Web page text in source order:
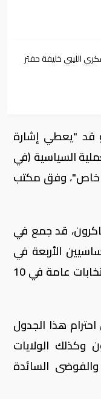
الليبي خليفة حفتر
قد "يعطي إشارة
السياسية (في
خاص"، وفق مكتب
قد جمع في
الأربعة في
النزاع الليبي الذين تعهدوا بتنظيم انتخابات عامة في 10
هذا الجدول
وكذلك الولايات
والفوضى السائدة